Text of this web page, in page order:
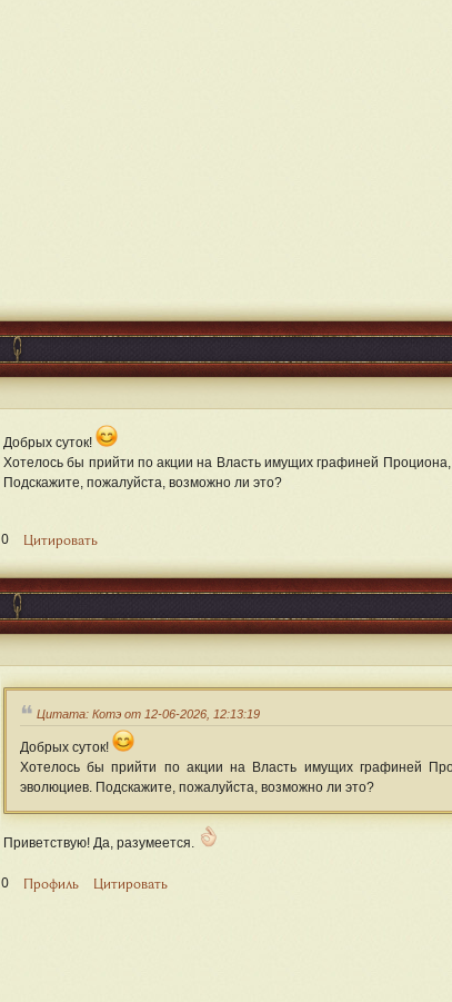
Добрых суток!
Хотелось бы прийти по акции на Власть имущих графиней
Подскажите, пожалуйста, возможно ли это?
0 Цитировать
Цитата: Котэ от 12-06-2026, 12:13:19
Добрых суток!
Хотелось бы прийти по акции на Власть имущих графиней
эволюциев. Подскажите, пожалуйста, возможно ли это?
Приветствую! Да, разумеется.
0 Профиль Цитировать